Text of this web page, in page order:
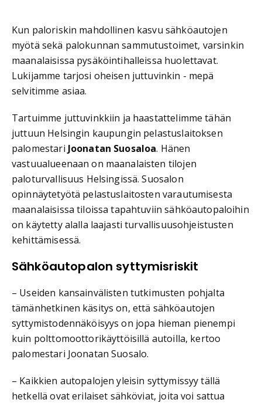
Kun paloriskin mahdollinen kasvu sähköautojen
myötä sekä palokunnan sammutustoimet, varsinkin
maanalaisissa pysäköintihalleissa huolettavat.
Lukijamme tarjosi oheisen juttuvinkin - mepä
selvitimme asiaa.
Tartuimme juttuvinkkiin ja haastattelimme tähän
juttuun Helsingin kaupungin pelastuslaitoksen
palomestari Joonatan Suosaloa. Hänen
vastuualueenaan on maanalaisten tilojen
paloturvallisuus Helsingissä. Suosalon
opinnäytetyötä pelastuslaitosten varautumisesta
maanalaisissa tiloissa tapahtuviin sähköautopaloihin
on käytetty alalla laajasti turvallisuusohjeistusten
kehittämisessä.
Sähköautopalon syttymisriskit
– Useiden kansainvälisten tutkimusten pohjalta
tämänhetkinen käsitys on, että sähköautojen
syttymistodennäköisyys on jopa hieman pienempi
kuin polttomoottorikäyttöisillä autoilla, kertoo
palomestari Joonatan Suosalo.
– Kaikkien autopalojen yleisin syttymissyy tällä
hetkellä ovat erilaiset sähköviat, joita voi sattua